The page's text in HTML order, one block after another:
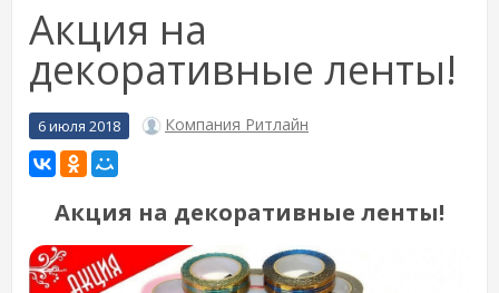
Акция на
декоративные ленты!
6 июля 2018 Компания Ритлайн
Акция на декоративные ленты!